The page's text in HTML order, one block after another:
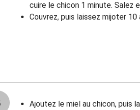
cuire le chicon 1 minute. Salez
Couvrez, puis laissez mijoter 10
Ajoutez le miel au chicon, puis